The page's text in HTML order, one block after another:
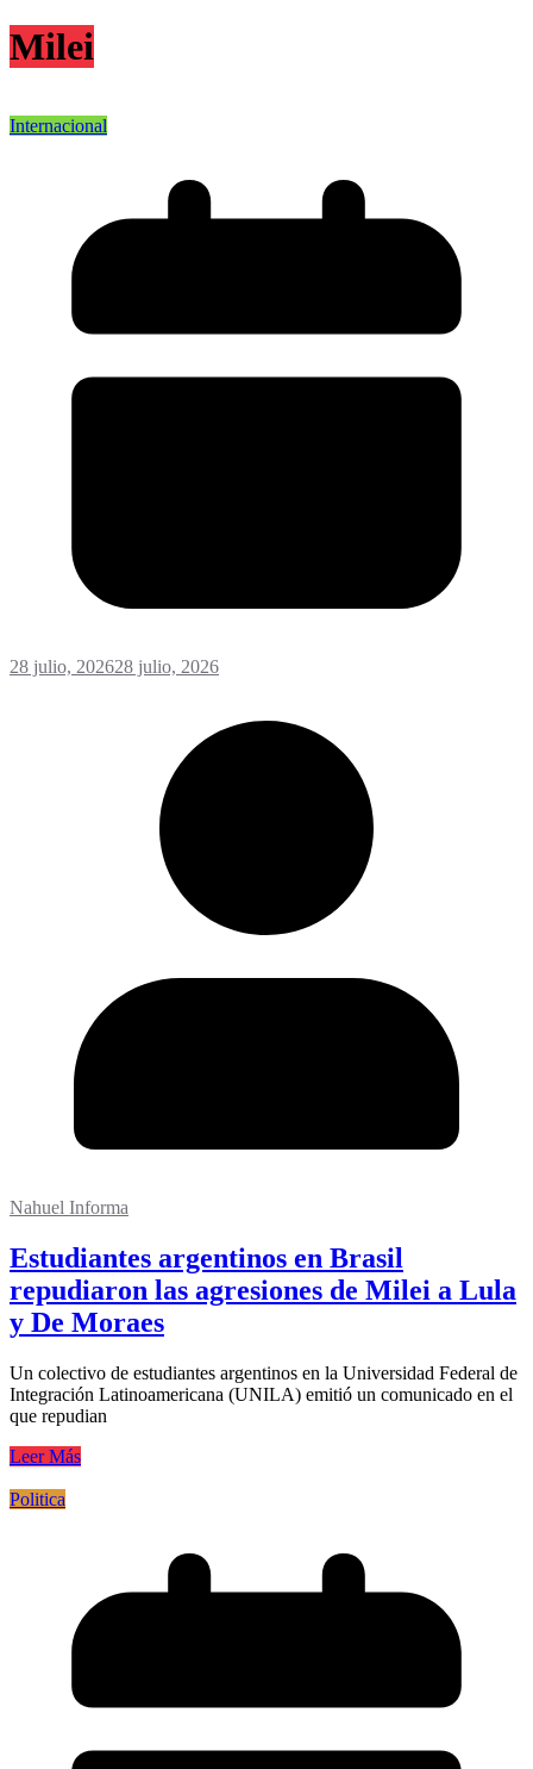
Milei
Internacional
28 julio, 202628 julio, 2026
Nahuel Informa
Estudiantes argentinos en Brasil
repudiaron las agresiones de Milei a Lula
y De Moraes
Un colectivo de estudiantes argentinos en la Universidad Federal de
Integración Latinoamericana (UNILA) emitió un comunicado en el
que repudian
Leer Más
Politica